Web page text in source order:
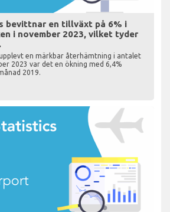
bevittnar en tillväxt på 6% i
i november 2023, vilket tyder
en märkbar återhämtning i antalet
2023 var det en ökning med 6,4%
2019.